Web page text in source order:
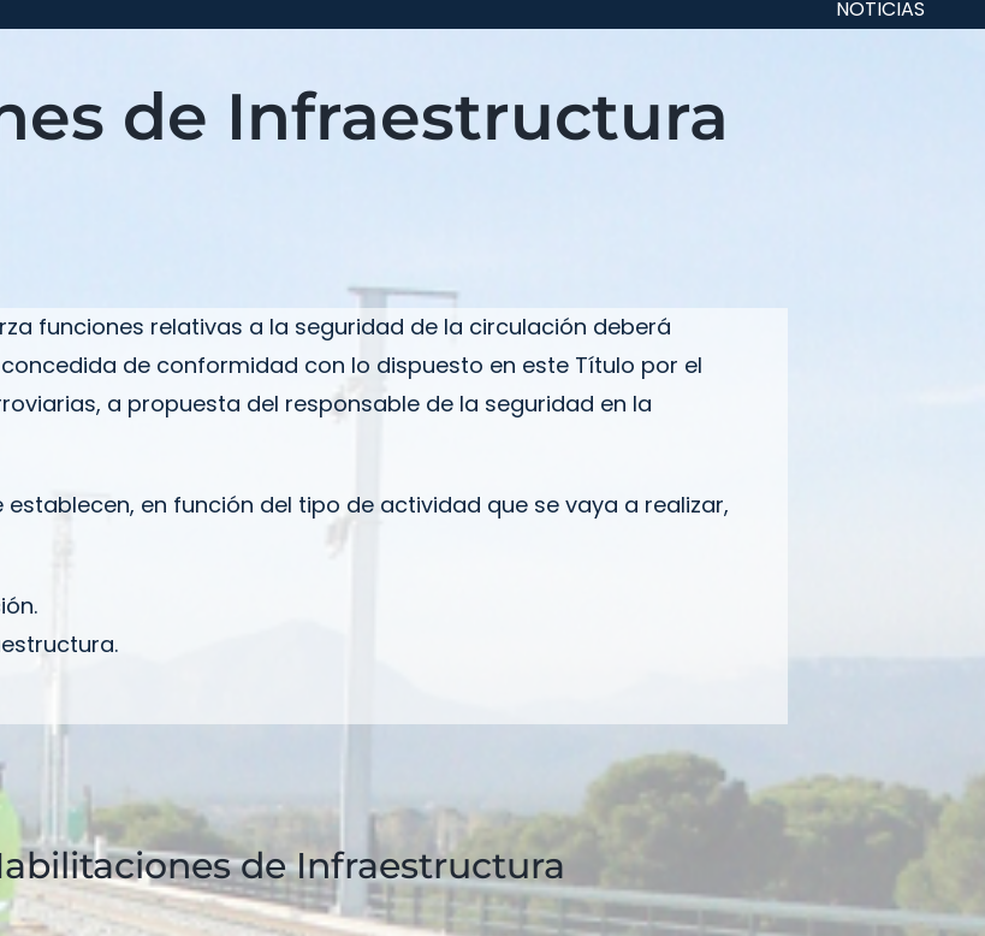
NOTICIAS
de Infraestructura
funciones relativas a la seguridad de la circulación deberá
de conformidad con lo dispuesto en este Título por el
a propuesta del responsable de la seguridad en la
en función del tipo de actividad que se vaya a realizar,
de Infraestructura